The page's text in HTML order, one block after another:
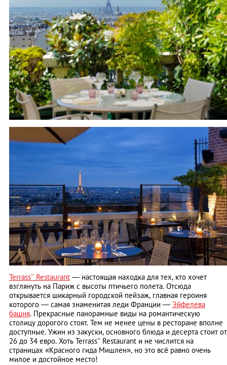
Terrass'' Restaurant — настоящая находка для тех, кто хочет
взглянуть на Париж с высоты птичьего полета. Отсюда
открывается шикарный городской пейзаж, главная героиня
которого — самая знаменитая леди Франции — Эйфелева
башня. Прекрасные панорамные виды на романтическую
столицу дорогого стоят. Тем не менее цены в ресторане вполне
доступные. Ужин из закуски, основного блюда и десерта стоит от
26 до 34 евро. Хоть Terrass'' Restaurant и не числится на
страницах «Красного гида Мишлен», но это всё равно очень
милое и достойное место!